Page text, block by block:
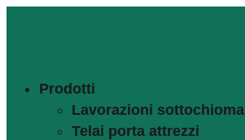
Prodotti
Lavorazioni sottochioma
Telai porta attrezzi